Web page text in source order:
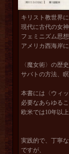
キリスト教世界
現代に古代の女
フェミニズム思
アメリカ西海岸
〈魔女術〉の歴
サバトの方法、
本書には〈ウィ
必要なあらゆる
欧米では10年以
実践的で、丁寧
ですが、